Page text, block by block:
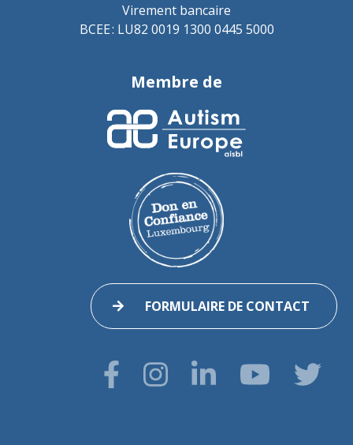
Virement bancaire
BCEE : LU82 0019 1300 0445 5000
Membre de
FORMULAIRE DE CONTACT